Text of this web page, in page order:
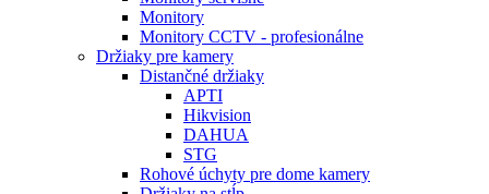
Monitory
Monitory CCTV - profesionálne
Držiaky pre kamery
Distančné držiaky
APTI
Hikvision
DAHUA
STG
Rohové úchyty pre dome kamery